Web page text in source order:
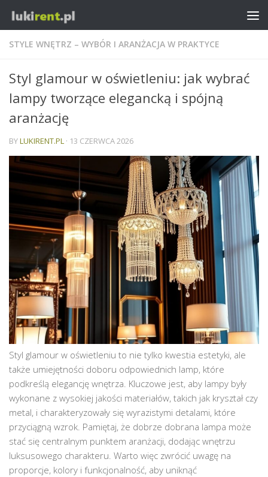
STYLE WNĘTRZ – WYBÓR I ARANŻACJA W PRAKTYCE
Styl glamour w oświetleniu: jak wybrać
lampy tworzące elegancką i spójną
aranżację
BYLUKIRENT.PL · 13 CZERWCA 2026
Styl glamour w oświetleniu to nie tylko kwestia estetyki, ale
także umiejętności doboru odpowiednich lamp, które
podkreślą elegancję wnętrza. Kluczowe jest, aby lampy były
wykonane z wysokiej jakości materiałów, takich jak kryształ czy
metal, i charakteryzowały się wyrazistymi detalami, które
przyciągną wzrok. Pamiętaj, że dobrze dobrana lampa może
stać się centralnym punktem aranżacji, dodając wnętrzu
luksusowego charakteru. Warto więc zwrócić uwagę na
proporcje, kolory i funkcjonalność, aby uniknąć